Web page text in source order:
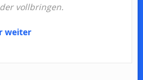
vollbringen.
weiter